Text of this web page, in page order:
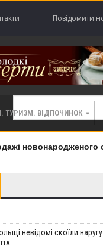
Повідомити
ТУРИЗМ. ВІДПОЧИНОК
новонародженого
невідомі скоїли